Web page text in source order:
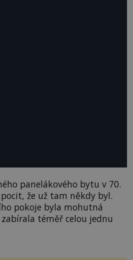
panelákového bytu v 70.
že už tam někdy byl.
pokoje byla mohutná
téměř celou jednu